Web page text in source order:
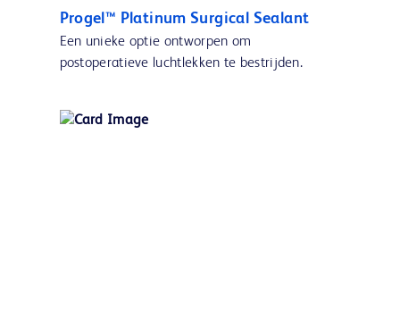
Progel™ Platinum Surgical Sealant
Een unieke optie ontworpen om
postoperatieve luchtlekken te bestrijden.